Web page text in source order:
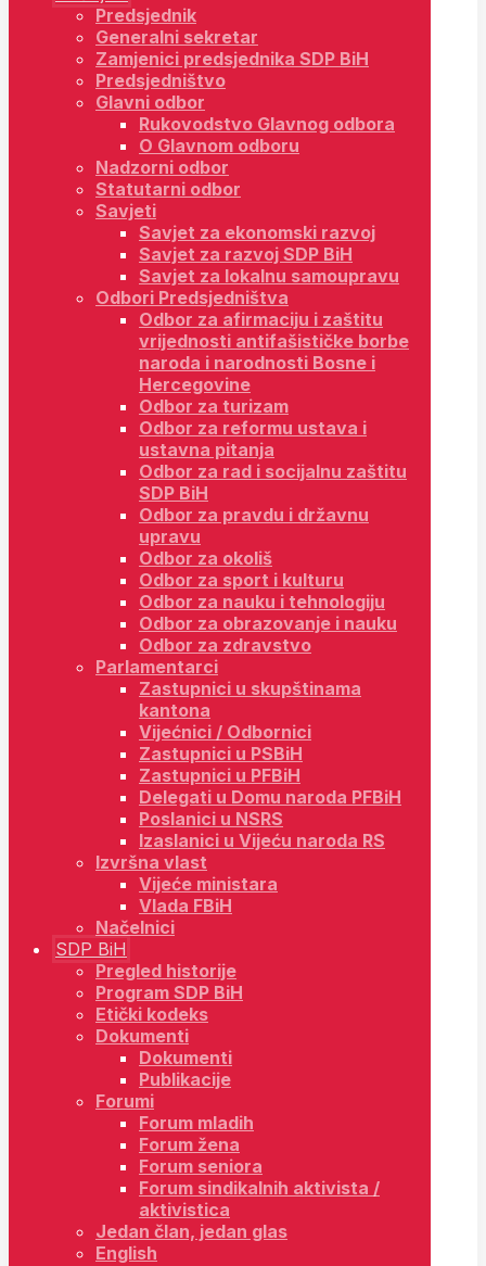
Predsjednik
Generalni sekretar
Zamjenici predsjednika SDP BiH
Predsjedništvo
Glavni odbor
Rukovodstvo Glavnog odbora
O Glavnom odboru
Nadzorni odbor
Statutarni odbor
Savjeti
Savjet za ekonomski razvoj
Savjet za razvoj SDP BiH
Savjet za lokalnu samoupravu
Odbori Predsjedništva
Odbor za afirmaciju i zaštitu
vrijednosti antifašističke borbe
naroda i narodnosti Bosne i
Hercegovine
Odbor za turizam
Odbor za reformu ustava i
ustavna pitanja
Odbor za rad i socijalnu zaštitu
SDP BiH
Odbor za pravdu i državnu
upravu
Odbor za okoliš
Odbor za sport i kulturu
Odbor za nauku i tehnologiju
Odbor za obrazovanje i nauku
Odbor za zdravstvo
Parlamentarci
Zastupnici u skupštinama
kantona
Vijećnici / Odbornici
Zastupnici u PSBiH
Zastupnici u PFBiH
Delegati u Domu naroda PFBiH
Poslanici u NSRS
Izaslanici u Vijeću naroda RS
Izvršna vlast
Vijeće ministara
Vlada FBiH
Načelnici
SDP BiH
Pregled historije
Program SDP BiH
Etički kodeks
Dokumenti
Dokumenti
Publikacije
Forumi
Forum mladih
Forum žena
Forum seniora
Forum sindikalnih aktivista /
aktivistica
Jedan član, jedan glas
English